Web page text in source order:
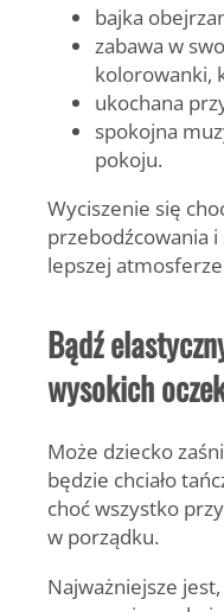
bajka
zabawa w
kolorowanki,
ukochana
spokojna
pokoju.
Wyciszenie się
przebodźcowania
lepszej
Bądź
wysokich
Może dziecko
będzie chciało
choć wszystko
w porządku.
Najważniejsze